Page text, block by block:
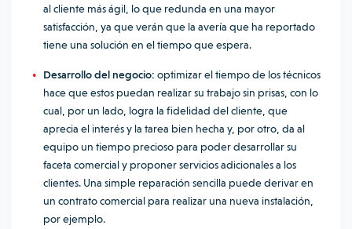
al cliente más ágil, lo que redunda en una mayor
satisfacción, ya que verán que la avería que ha reportado
tiene una solución en el tiempo que espera.
Desarrollo del negocio: optimizar el tiempo de los técnicos
hace que estos puedan realizar su trabajo sin prisas, con lo
cual, por un lado, logra la fidelidad del cliente, que
aprecia el interés y la tarea bien hecha y, por otro, da al
equipo un tiempo precioso para poder desarrollar su
faceta comercial y proponer servicios adicionales a los
clientes. Una simple reparación sencilla puede derivar en
un contrato comercial para realizar una nueva instalación,
por ejemplo.